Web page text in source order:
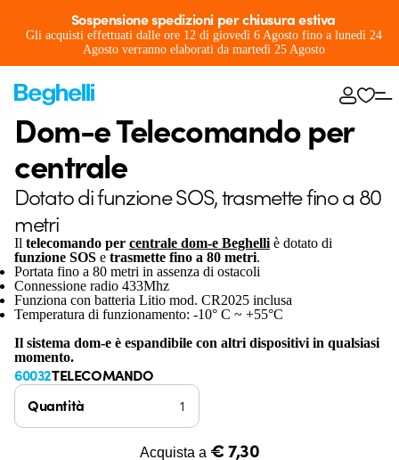
Sospensione spedizioni per chiusura estiva
Gli acquisti effettuati dalle ore 12 di giovedì 6 Agosto fino a lunedì 24
Agosto verranno elaborati da martedì 25 Agosto
Dom-e Telecomando per
centrale
Dotato di funzione SOS, trasmette fino a 80
metri
Il telecomando per centrale dom-e Beghelli è dotato di
funzione SOS e trasmette fino a 80 metri.
Portata fino a 80 metri in assenza di ostacoli
Connessione radio 433Mhz
Funziona con batteria Litio mod. CR2025 inclusa
Temperatura di funzionamento: -10° C ~ +55°C
Il sistema dom-e è espandibile con altri dispositivi in qualsiasi
momento.
60032TELECOMANDO
Quantità
Acquista a € 7,30